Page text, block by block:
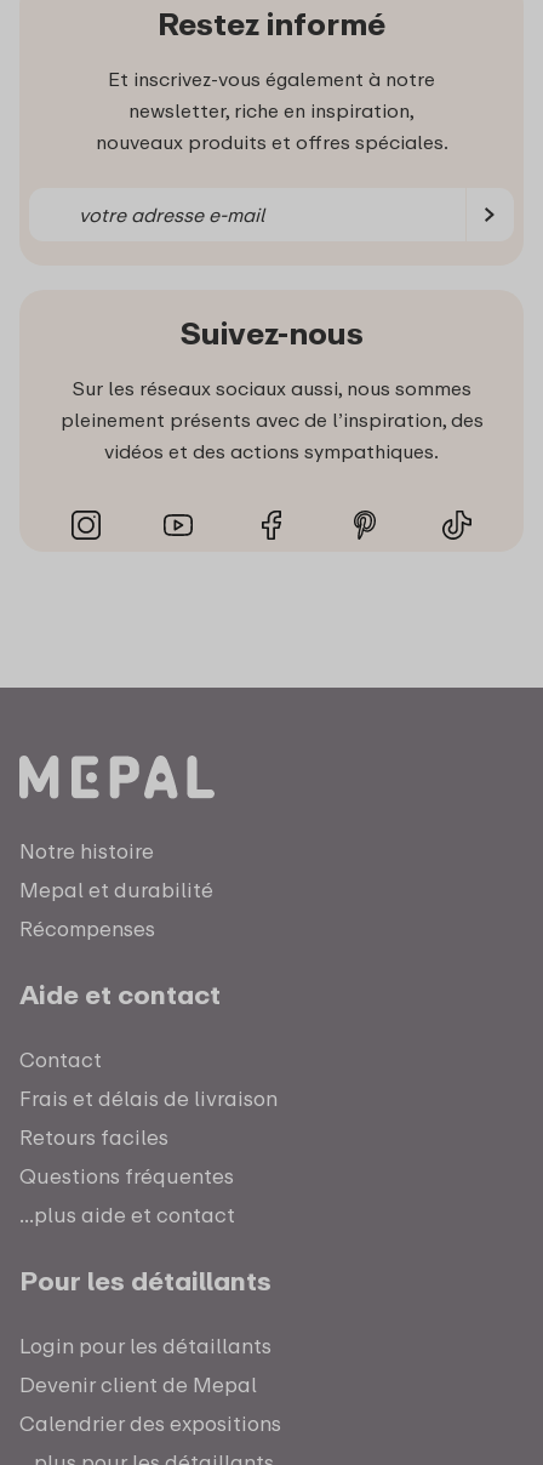
Restez informé
Et inscrivez-vous également à notre
newsletter, riche en inspiration,
nouveaux produits et offres spéciales.
Suivez-nous
Sur les réseaux sociaux aussi, nous sommes
pleinement présents avec de l’inspiration, des
vidéos et des actions sympathiques.
Notre histoire
Mepal et durabilité
Récompenses
Aide et contact
Contact
Frais et délais de livraison
Retours faciles
Questions fréquentes
...plus aide et contact
Pour les détaillants
Login pour les détaillants
Devenir client de Mepal
Calendrier des expositions